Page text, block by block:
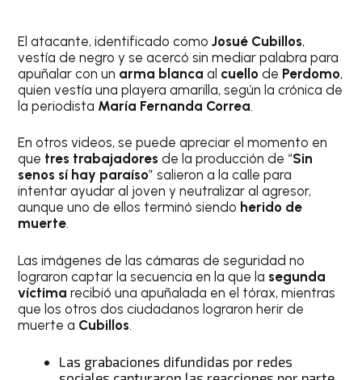
El atacante, identificado comoJosué Cubillos,
vestía de negro y se acercó sin mediar palabra para
apuñalar con un arma blanca al cuello de Perdomo,
quien vestía una playera amarilla, según la crónica de
la periodista María Fernanda Correa.
En otros videos, se puede apreciar el momento en
que tres trabajadoresde la producción de “Sin
senos sí hay paraíso” salieron a la calle para
intentar ayudar al joven y neutralizar al agresor,
aunque uno de ellos terminó siendo herido de
muerte.
Las imágenes de las cámaras de seguridad no
lograron captar la secuencia en la que la segunda
víctima recibió una apuñalada en el tórax, mientras
que los otros dos ciudadanos lograron herir de
muerte a Cubillos.
Las grabaciones difundidas por redes